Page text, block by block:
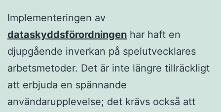
Implementeringen av
dataskyddsförordningen har haft en
djupgående inverkan på spelutvecklares
arbetsmetoder. Det är inte längre tillräckligt
att erbjuda en spännande
användarupplevelse; det krävs också att